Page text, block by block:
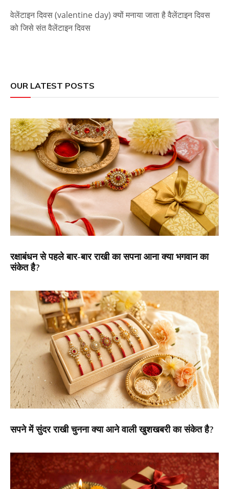
वेलेंटाइन दिवस (valentine day) क्यों मनाया जाता है वैलेंटाइन दिवस
को जिसे संत वैलेंटाइन दिवस
OUR LATEST POSTS
रक्षाबंधन से पहले बार-बार राखी का सपना आना क्या भगवान का
संकेत है?
सपने में सुंदर राखी चुनना क्या आने वाली खुशखबरी का संकेत है?